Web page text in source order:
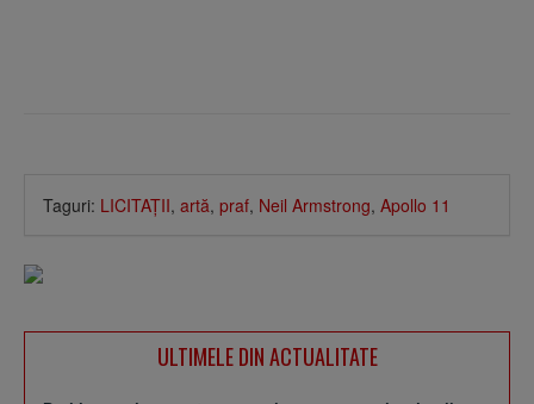
Taguri: LICITAŢII, artă, praf, Neil Armstrong, Apollo 11
ULTIMELE DIN ACTUALITATE